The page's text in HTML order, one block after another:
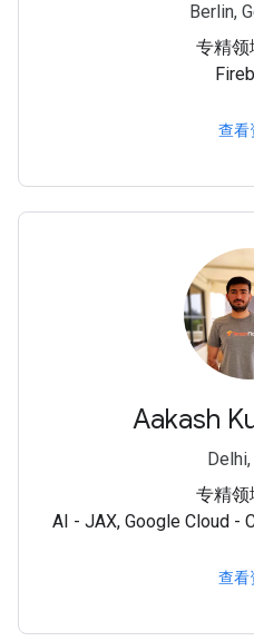
Berlin,
专精领
查看
Aakash
专精领
AI - JAX, Google Cloud -
查看